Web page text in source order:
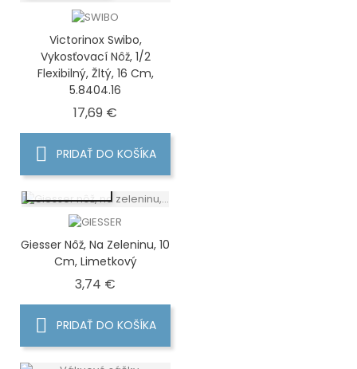
Victorinox Swibo,
Vykosťovací Nôž, 1/2
Flexibilný, Žltý, 16 Cm,
5.8404.16
17,69 €
PRIDAŤ DO KOŠÍKA
Giesser Nôž, Na Zeleninu, 10
Cm, Limetkový
3,74 €
PRIDAŤ DO KOŠÍKA